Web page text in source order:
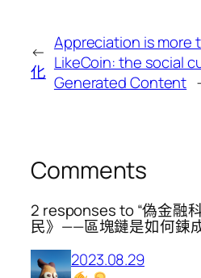
←
化
Appreciation is more
LikeCoin: the social
Generated Content
Comments
2 responses to “偽金融
民》——區塊鏈是如何鍊
2023.08.29